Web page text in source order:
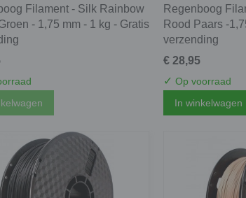
Filament - Silk Rainbow
- 1,75 mm - 1 kg - Gratis
Regenboog
Rood Paars -
verzending
€ 28,95
✓ Op voorraad
In winkelwagen